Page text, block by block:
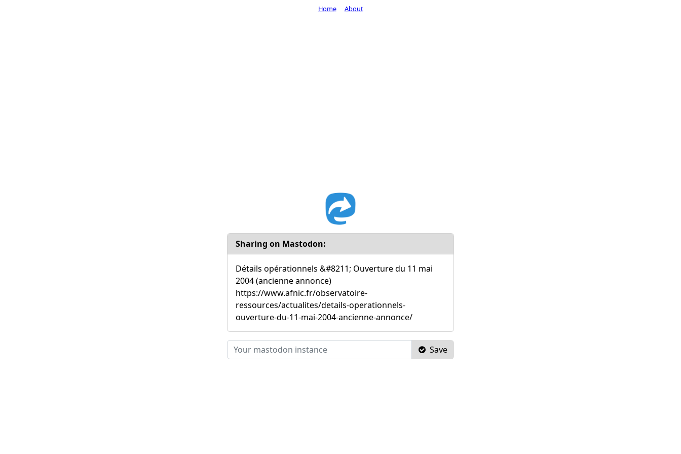
Sharing on Mastodon:
Détails opérationnels &#8211; Ouverture du 11 mai
2004 (ancienne annonce)
https://www.afnic.fr/observatoire-
ressources/actualites/details-operationnels-
ouverture-du-11-mai-2004-ancienne-annonce/
Save
Home About